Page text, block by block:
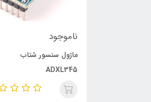
ناموجود
ماژول سنسور شتاب
ADXL345